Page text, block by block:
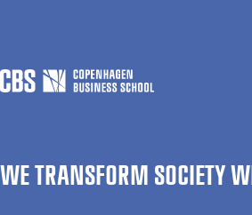
WE TRANSFORM SOCIETY